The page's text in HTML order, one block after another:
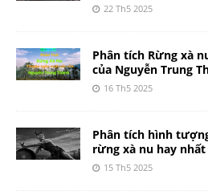
22 Th5 2025
Phân tích Rừng xà
của Nguyễn Trung
16 Th5 2025
Phân tích hình
rừng xà nu hay nhất
15 Th5 2025